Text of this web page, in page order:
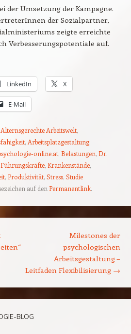
der Umsetzung der Kampagne.
der Sozialpartner,
zeigte erreichte
Verbesserungspotentiale auf.
LinkedIn X
E-Mail
Alternsgerechte Arbeitswelt,
, Arbeitsplatzgestaltung,
online.at, Belastungen, Dr.
Führungskräfte, Krankenstände,
, Produktivität, Stress, Studie
auf den Permanentlink.
Milestones der
psychologischen
Arbeitsgestaltung –
Leitfaden Flexibilisierung →
BLOG